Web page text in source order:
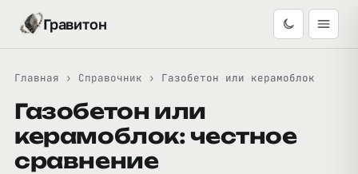
Гравитон
Главная › Справочник › Газобетон или керамоблок
Газобетон или
керамоблок: честное
сравнение